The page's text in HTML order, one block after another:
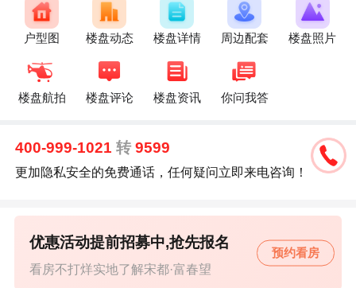
户型图 楼盘动态 楼盘详情 周边配套 楼盘照片
楼盘航拍 楼盘评论 楼盘资讯 你问我答
400-999-1021转 9599
更加隐私安全的免费通话，任何疑问立即来电咨询！
看房不打烊实地了解宋都·富春望
优惠活动提前招募中,抢先报名
预约看房